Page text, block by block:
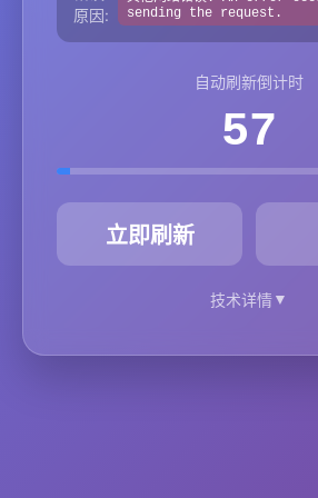
原因:
sending the request.
自动刷新倒计时
57
立即刷新
技术详情▼